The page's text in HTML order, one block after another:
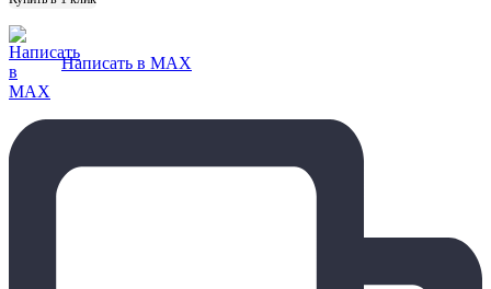
Написать в MAX